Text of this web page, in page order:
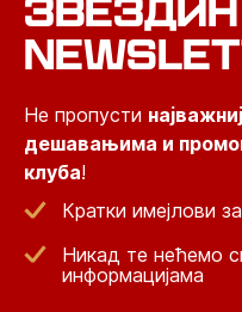
ЗВЕЗДИН
Не пропусти
дешавањима и
клуба!
Кратки имејлови
Никад те нећемо
информацијама